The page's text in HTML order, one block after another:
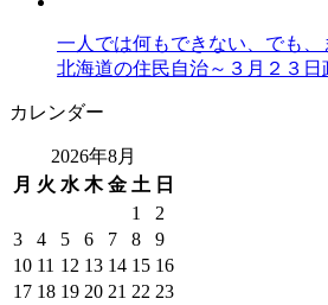
一人では何もできない、でも、
北海道の住民自治～３月２３
カレンダー
2026年8月
月 火 水 木 金 土 日
1
2
3
4 5 6 7 8
9
10 11 12 13 14 15 16
17 18 19 20 21 22 23